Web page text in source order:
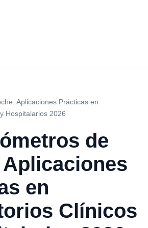
Aplicaciones Prácticas en
Hospitalarios 2026
de
en
Clínicos